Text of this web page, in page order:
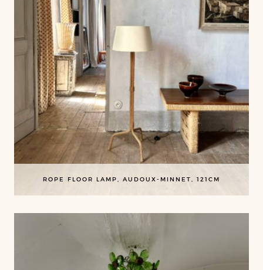
ROPE FLOOR LAMP, AUDOUX-MINNET, 121CM